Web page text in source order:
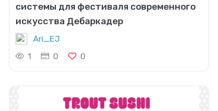
системы для фестиваля современного
искусства Дебаркадер
Ari_EJ
1
0 0